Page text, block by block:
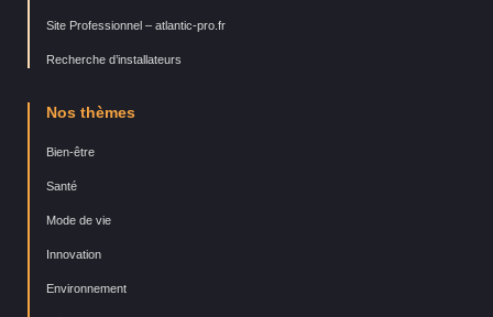
Site Professionnel – atlantic-pro.fr
Recherche d’installateurs
Nos thèmes
Bien-être
Santé
Mode de vie
Innovation
Environnement